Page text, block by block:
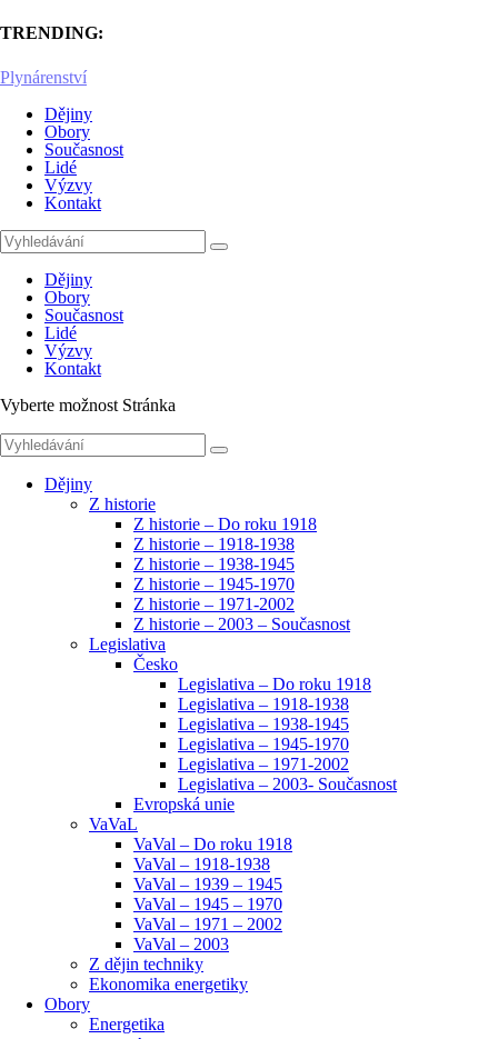
TRENDING:
Plynárenství
Dějiny
Obory
Současnost
Lidé
Výzvy
Kontakt
Dějiny
Obory
Současnost
Lidé
Výzvy
Kontakt
Vyberte možnost Stránka
Dějiny
Z historie
Z historie – Do roku 1918
Z historie – 1918-1938
Z historie – 1938-1945
Z historie – 1945-1970
Z historie – 1971-2002
Z historie – 2003 – Současnost
Legislativa
Česko
Legislativa – Do roku 1918
Legislativa – 1918-1938
Legislativa – 1938-1945
Legislativa – 1945-1970
Legislativa – 1971-2002
Legislativa – 2003- Současnost
Evropská unie
VaVaL
VaVal – Do roku 1918
VaVal – 1918-1938
VaVal – 1939 – 1945
VaVal – 1945 – 1970
VaVal – 1971 – 2002
VaVal – 2003
Z dějin techniky
Ekonomika energetiky
Obory
Energetika